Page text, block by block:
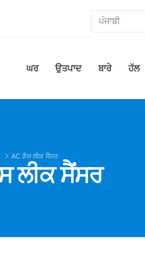
ਘਰ ਉਤਪਾਦ ਬਾਰੇ ਹੱਲ
AC ਗੈਸ ਲੀਕ ਸੈਂਸਰ
ਲੀਕ ਸੈਂਸਰ